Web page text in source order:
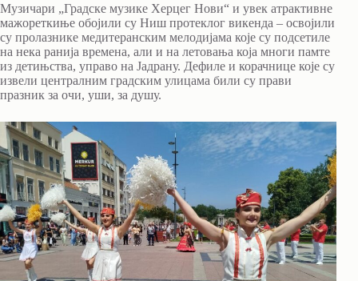
Музичари „Градске музике Херцег Нови“ и увек атрактивне
мажореткиње обојили су Ниш протеклог викенда – освојили
су пролазнике медитеранским мелодијама које су подсетиле
на нека ранија времена, али и на летовања која многи памте
из детињства, управо на Јадрану. Дефиле и корачнице које су
извели централним градским улицама били су прави
празник за очи, уши, за душу.